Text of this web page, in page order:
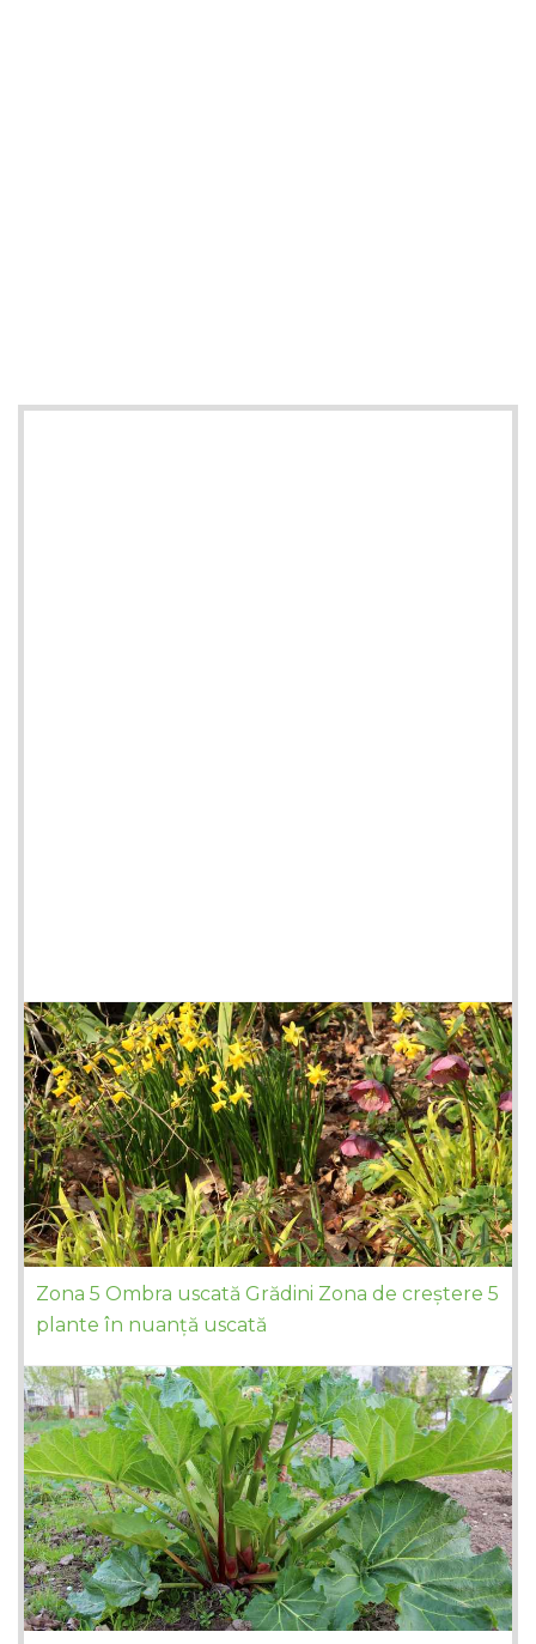
Zona 5 Ombra uscată Grădini Zona de creștere 5
plante în nuanță uscată